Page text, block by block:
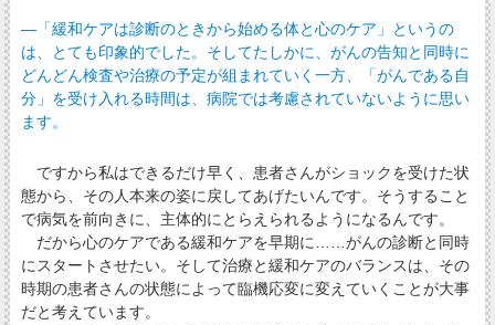
―「緩和ケアは診断のときから始める体と心のケア」というの
は、とても印象的でした。そしてたしかに、がんの告知と同時に
どんどん検査や治療の予定が組まれていく一方、「がんである自
分」を受け入れる時間は、病院では考慮されていないように思い
ます。
ですから私はできるだけ早く、患者さんがショックを受けた状
態から、その人本来の姿に戻してあげたいんです。そうすること
で病気を前向きに、主体的にとらえられるようになるんです。
だから心のケアである緩和ケアを早期に……がんの診断と同時
にスタートさせたい。そして治療と緩和ケアのバランスは、その
時期の患者さんの状態によって臨機応変に変えていくことが大事
だと考えています。